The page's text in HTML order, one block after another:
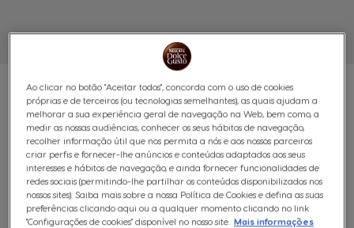
PACK WORKPLACE
NESCAFÉ® DOLCE GUSTO®
NEO PRETO
Ao clicar no botão "Aceitar todos", concorda com o uso de cookies
próprias e de terceiros (ou tecnologias semelhantes), as quais ajudam a
melhorar a sua experiência geral de navegação na Web, bem como, a
medir as nossas audiências, conhecer os seus hábitos de navegação,
recolher informação útil que nos permita a nós e aos nossos parceiros
criar perfis e fornecer-lhe anúncios e conteúdos adaptados aos seus
interesses e hábitos de navegação, e ainda fornecer funcionalidades de
redes sociais (permitindo-lhe partilhar os conteúdos disponibilizados nos
nossos sites). Saiba mais sobre a nossa Política de Cookies e defina as suas
preferências clicando aqui ou a qualquer momento clicando no link
"Configurações de cookies" disponível no nosso site. Mais informações